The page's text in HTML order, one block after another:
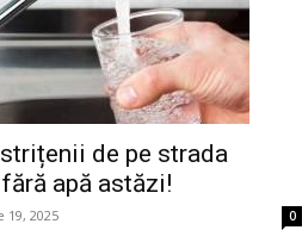
de pe strada
apă astăzi!
2025 0